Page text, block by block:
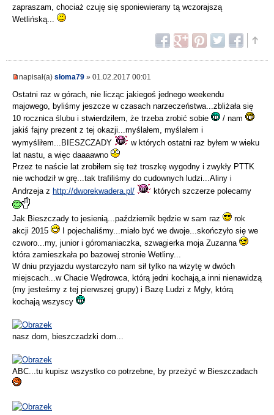
zapraszam, chociaż czuję się sponiewierany tą wczorajszą
Wetlińską...
napisał(a) słoma79 » 01.02.2017 00:01
Ostatni raz w górach, nie licząc jakiegoś jednego weekendu
majowego, byliśmy jeszcze w czasach narzeczeństwa...zbliżała się
10 rocznica ślubu i stwierdziłem, że trzeba zrobić sobie
/ nam
jakiś fajny prezent z tej okazji...myślałem, myślałem i
wymyśliłem...BIESZCZADY
w których ostatni raz byłem w wieku
lat nastu, a więc daaaawno
Przez te naście lat zrobiłem się też troszkę wygodny i zwykły PTTK
nie wchodził w grę...tak trafiliśmy do cudownych ludzi...Aliny i
Andrzeja z http://dworekwadera.pl/ których szczerze polecamy
Jak Bieszczady to jesienią...październik będzie w sam raz
rok
akcji 2015
I pojechaliśmy...miało być we dwoje...skończyło się we
czworo...my, junior i góromaniaczka, szwagierka moja Zuzanna
która zamieszkała po bazowej stronie Wetliny...
W dniu przyjazdu wystarczyło nam sił tylko na wizytę w dwóch
miejscach...w Chacie Wędrowca, którą jedni kochają,a inni nienawidzą
(my jesteśmy z tej pierwszej grupy) i Bazę Ludzi z Mgły, którą
kochają wszyscy
nasz dom, bieszczadzki dom...
ABC...tu kupisz wszystko co potrzebne, by przeżyć w Bieszczadach